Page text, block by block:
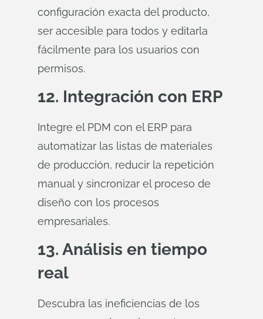
configuración exacta del producto,
ser accesible para todos y editarla
fácilmente para los usuarios con
permisos.
12. Integración con ERP
Integre el PDM con el ERP para
automatizar las listas de materiales
de producción, reducir la repetición
manual y sincronizar el proceso de
diseño con los procesos
empresariales.
13. Análisis en tiempo
real
Descubra las ineficiencias de los